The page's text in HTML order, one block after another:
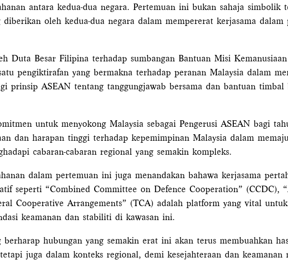
antara kedua-dua negara. Pertemuan ini bukan sahaja simbolik
oleh kedua-dua negara dalam mempererat kerjasama dalam
Duta Besar Filipina terhadap sumbangan Bantuan Misi
pengiktirafan yang bermakna terhadap peranan Malaysia dalam
prinsip ASEAN tentang tanggungjawab bersama dan bantuan
untuk menyokong Malaysia sebagai Pengerusi ASEAN bagi
dan harapan tinggi terhadap kepemimpinan Malaysia dalam
cabaran-cabaran regional yang semakin kompleks.
dalam pertemuan ini juga menandakan bahawa kerjasama
seperti “Combined Committee on Defence Cooperation” (CCDC),
Cooperative Arrangements” (TCA) adalah platform yang vital
keamanan dan stabiliti di kawasan ini.
hubungan yang semakin erat ini akan terus membuahkan
juga dalam konteks regional, demi kesejahteraan dan keamanan